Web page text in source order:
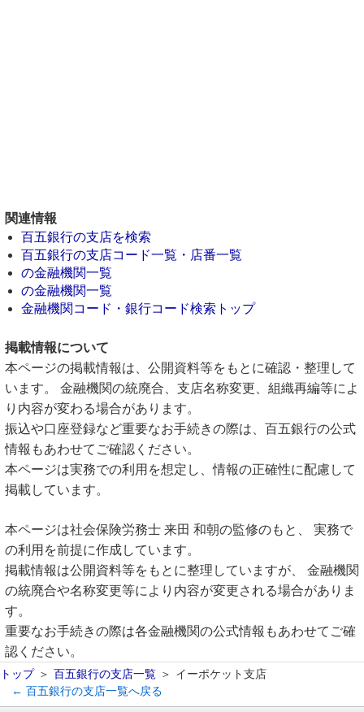
関連情報
百五銀行の支店を検索
百五銀行の支店コード一覧・店番一覧
の金融機関一覧
の金融機関一覧
金融機関コード・銀行コード検索トップ
掲載情報について
本ページの掲載情報は、公開資料等をもとに確認・整理して
います。 金融機関の統廃合、支店名称変更、組織再編等によ
り内容が変わる場合があります。
振込や口座登録など重要なお手続きの際は、百五銀行の公式
情報もあわせてご確認ください。
本ページは実務での利用を想定し、情報の正確性に配慮して
掲載しています。
本ページは社会保険労務士 来田 和朝の監修のもと、 実務で
の利用を前提に作成しています。
掲載情報は公開資料等をもとに整理していますが、 金融機関
の統廃合や名称変更等により内容が変更される場合がありま
す。
重要なお手続きの際は各金融機関の公式情報もあわせてご確
認ください。
トップ 百五銀行の支店一覧
イーポケット支店
← 百五銀行の支店一覧へ戻る